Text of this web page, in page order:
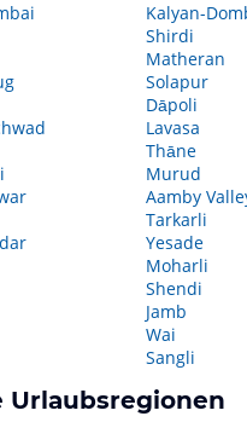
Kalyan-
Shirdi
Matheran
Solapur
Dāpoli
Lavasa
Thāne
Murud
Aamby
Tarkarli
Yesade
Moharli
Shendi
Jamb
Wai
Sangli
Urlaubsregionen